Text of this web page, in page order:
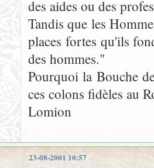
des aides ou des
Tandis que les
places fortes qu'ils
des hommes."
Pourquoi la Bouche
ces colons fidèles au
Lomion
23-08-2001 10:57